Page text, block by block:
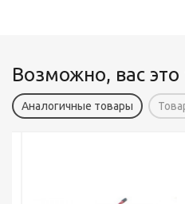
Возможно, вас это
Аналогичные товары